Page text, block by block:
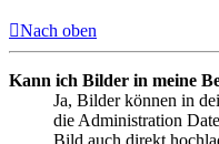
Nach oben
Kann ich Bilder in meine
Ja, Bilder können in
die Administration
Bild auch direkt